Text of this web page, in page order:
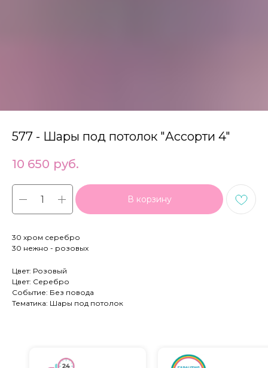
577 - Шары под потолок "Ассорти 4"
10 650 руб.
В корзину
30 хром серебро
30 нежно - розовых
Цвет: Розовый
Цвет: Серебро
Событие: Без повода
Тематика: Шары под потолок